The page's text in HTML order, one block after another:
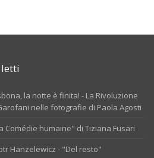
la notte è finita! - La Rivoluzione
nelle fotografie di Paola Agosti
Comédie humaine" di Tiziana Fusari
Hanzelewicz - "Del resto"